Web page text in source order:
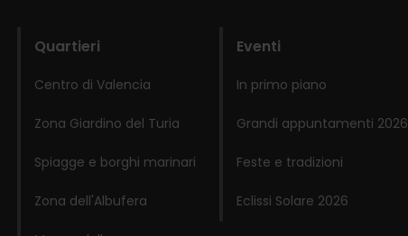
Quartieri
Centro di Valencia
Zona Giardino del Turia
Spiagge e borghi marinari
Zona dell'Albufera
Eventi
In primo piano
Grandi appuntamenti 2026
Feste e tradizioni
Eclissi Solare 2026